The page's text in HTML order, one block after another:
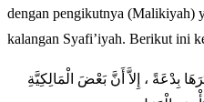
dengan pengikutnya (Malikiyah)
kalangan Syafi’iyah. Berikut ini
بِدْعَةً ، إِلاَّ أَنَّ بَعْضَ الْمَالِكِيَّةِ